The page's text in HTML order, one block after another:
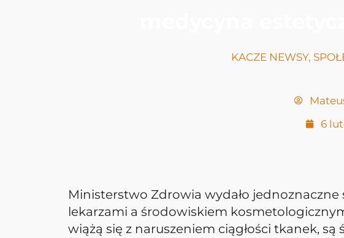
KACZE NEWSY,
6
Ministerstwo Zdrowia wydało
lekarzami a środowiskiem
wiążą się z naruszeniem ciągłości tkanek,